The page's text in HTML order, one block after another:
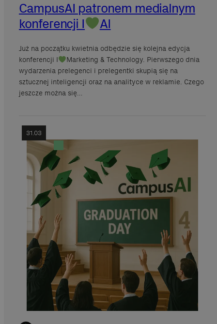
CampusAI patronem medialnym
konferencji I
AI
Już na początku kwietnia odbędzie się kolejna edycja
konferencji I
Marketing & Technology. Pierwszego dnia
wydarzenia prelegenci i prelegentki skupią się na
sztucznej inteligencji oraz na analityce w reklamie. Czego
jeszcze można się…
31.03